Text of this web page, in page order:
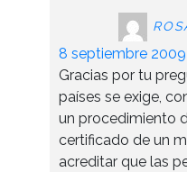
8 septiembre 2009
Gracias por tu
países se exige,
un procedimiento
certificado de un
acreditar que las